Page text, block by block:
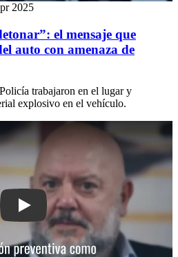
2025
el mensaje que
auto con amenaza de
trabajaron en el lugar y
explosivo en el vehículo.
Play: “Se está usando la prisión